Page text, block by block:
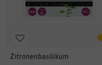
Zitronenbasilikum